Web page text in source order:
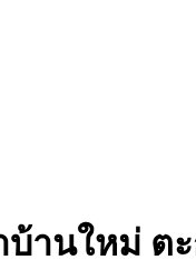
านใหม่ ต